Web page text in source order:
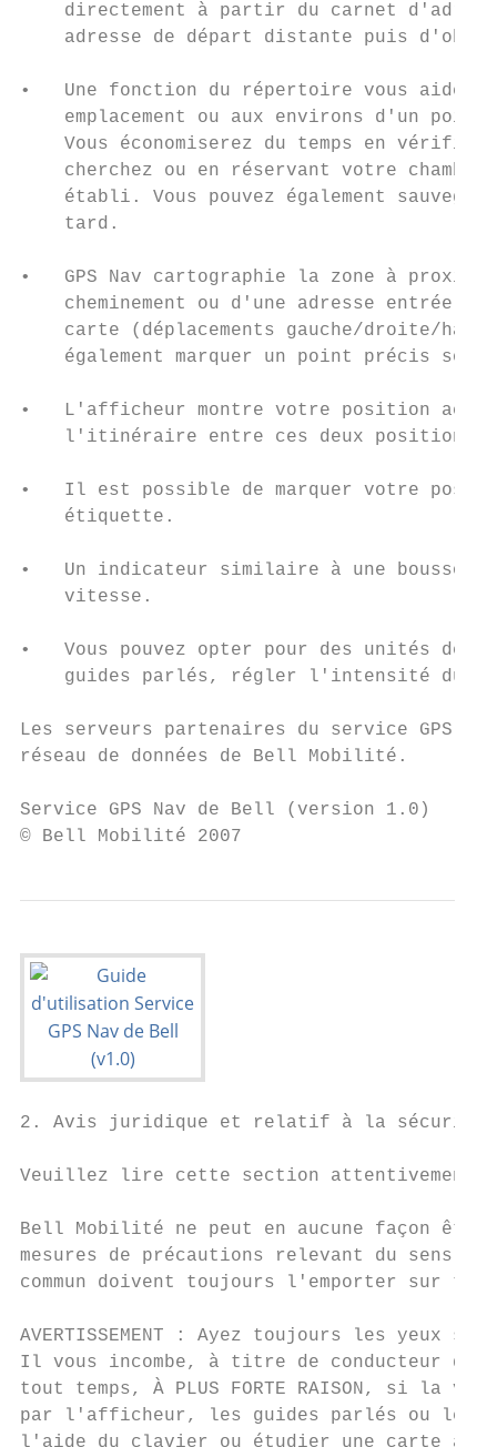
directement à partir du carnet
adresse de départ distante puis
•   Une fonction du répertoire vous aide
emplacement ou aux environs d'un
Vous économiserez du temps en
cherchez ou en réservant votre
établi. Vous pouvez également
    tard.
•   GPS Nav cartographie la zone à
cheminement ou d'une adresse entrée
carte (déplacements gauche/droite/
également marquer un point précis
•   L'afficheur montre votre position
    l'itinéraire entre ces deux positions.
•   Il est possible de marquer votre
    étiquette.
•   Un indicateur similaire à une boussole
    vitesse.
•   Vous pouvez opter pour des unités de
guides parlés, régler l'intensité du
Les serveurs partenaires du service GPS
réseau de données de Bell Mobilité.
Service GPS Nav de Bell
© Bell Mobilité 2007
2. Avis juridique et relatif à la sécurité
Veuillez lire cette section attentivement
Bell Mobilité ne peut en aucune façon être
mesures de précautions relevant du sens
commun doivent toujours l'emporter sur
AVERTISSEMENT : Ayez toujours les yeux
Il vous incombe, à titre de conducteur du
tout temps, À PLUS FORTE RAISON, si la
par l'afficheur, les guides parlés ou le
l'aide du clavier ou étudier une carte